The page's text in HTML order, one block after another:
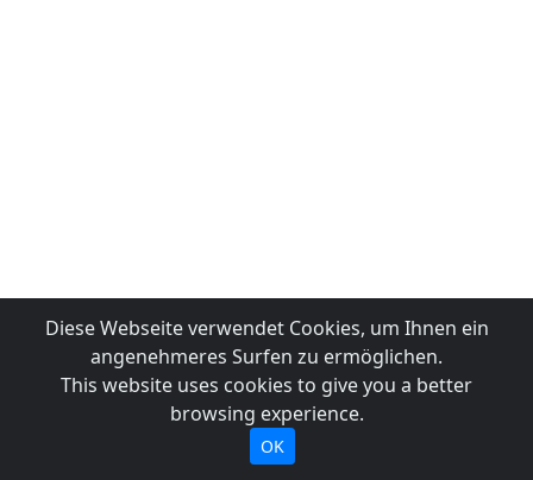
Diese Webseite verwendet Cookies, um Ihnen ein
angenehmeres Surfen zu ermöglichen.
This website uses cookies to give you a better
browsing experience.
OK